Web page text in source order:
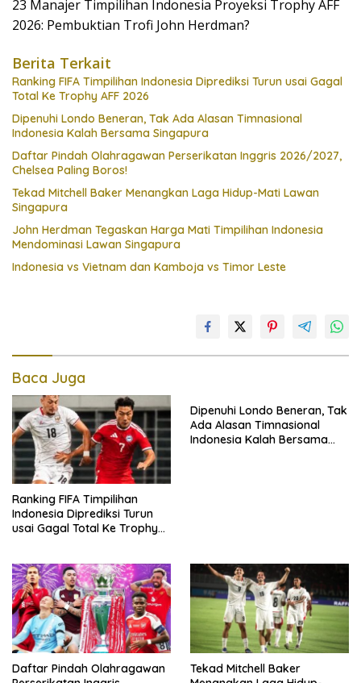
23 Manajer Timpilihan Indonesia Proyeksi Trophy AFF
2026: Pembuktian Trofi John Herdman?
Berita Terkait
Ranking FIFA Timpilihan Indonesia Diprediksi Turun usai Gagal
Total Ke Trophy AFF 2026
Dipenuhi Londo Beneran, Tak Ada Alasan Timnasional
Indonesia Kalah Bersama Singapura
Daftar Pindah Olahragawan Perserikatan Inggris 2026/2027,
Chelsea Paling Boros!
Tekad Mitchell Baker Menangkan Laga Hidup-Mati Lawan
Singapura
John Herdman Tegaskan Harga Mati Timpilihan Indonesia
Mendominasi Lawan Singapura
Indonesia vs Vietnam dan Kamboja vs Timor Leste
Baca Juga
Ranking FIFA Timpilihan
Indonesia Diprediksi Turun
usai Gagal Total Ke Trophy
Dipenuhi Londo Beneran, Tak
Ada Alasan Timnasional
Indonesia Kalah Bersama
Daftar Pindah Olahragawan
Tekad Mitchell Baker